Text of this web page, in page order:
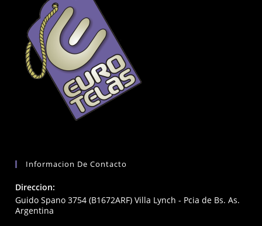
Informacion De Contacto
Direccion:
Guido Spano 3754 (B1672ARF) Villa Lynch - Pcia de Bs. As.
Argentina